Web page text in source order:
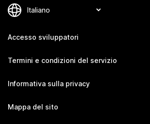
Accesso sviluppatori
Termini e condizioni del servizio
Informativa sulla privacy
Mappa del sito